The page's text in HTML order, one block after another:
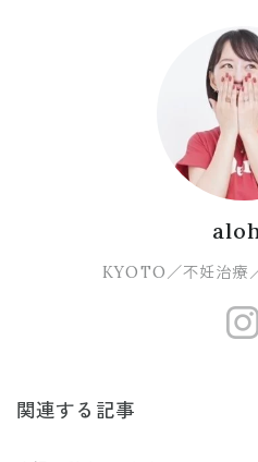
KYOTO／不妊治療
関連する記事